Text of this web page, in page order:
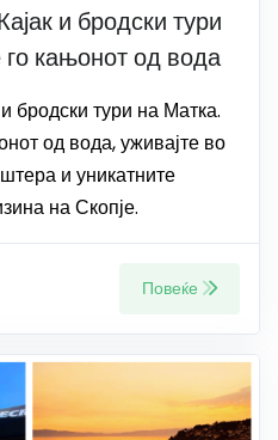
и бродски тури
го кањонот од вода
бродски тури на Матка.
од вода, уживајте во
и уникатните
на Скопје.
Повеќе